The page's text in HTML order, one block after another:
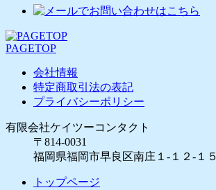
PAGETOP
会社情報
特定商取引法の表記
プライバシーポリシー
有限会社ケイツーコンタクト
〒814-0031
福岡県福岡市早良区南庄１-１２-１５
トップページ